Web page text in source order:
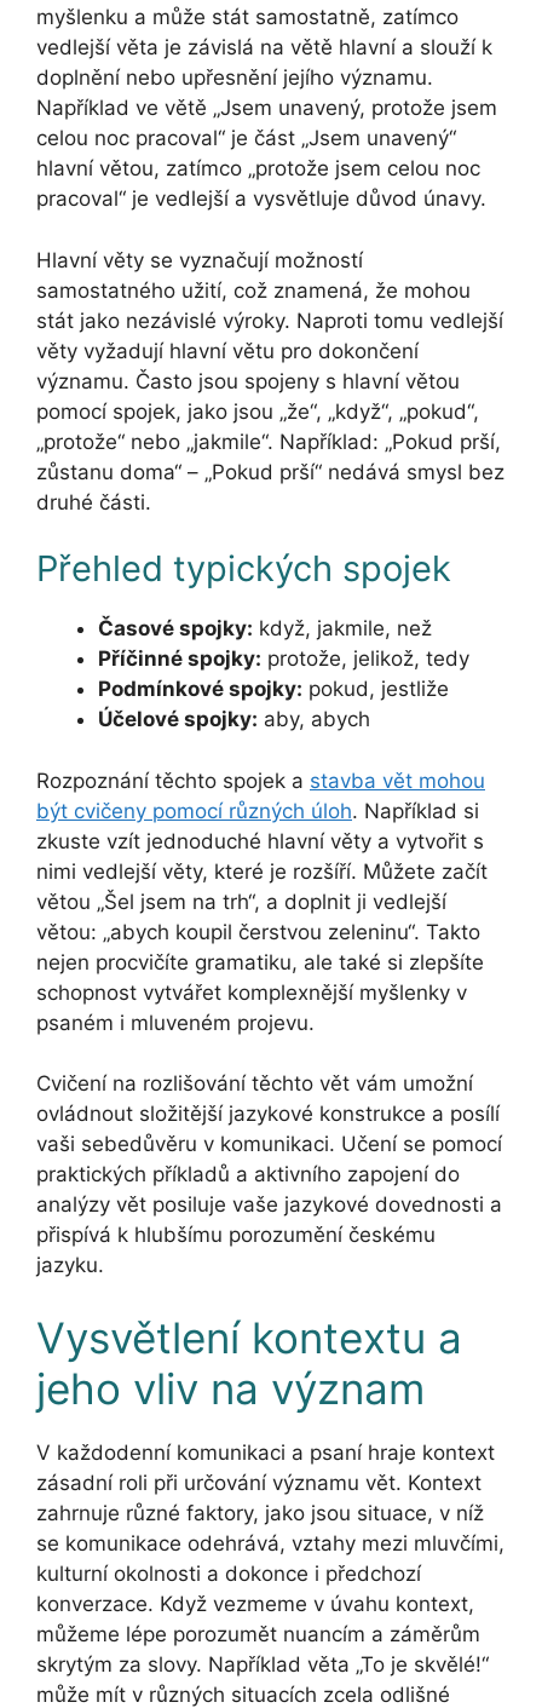
myšlenku a může stát samostatně, zatímco
vedlejší věta je závislá na větě hlavní a slouží k
doplnění nebo upřesnění jejího významu.
Například ve větě „Jsem unavený, protože jsem
celou noc pracoval“ je část „Jsem unavený“
hlavní větou, zatímco „protože jsem celou noc
pracoval“ je vedlejší a vysvětluje důvod únavy.
Hlavní věty se vyznačují možností
samostatného užití, což znamená, že mohou
stát jako nezávislé výroky. Naproti tomu vedlejší
věty vyžadují hlavní větu pro dokončení
významu. Často jsou spojeny s hlavní větou
pomocí spojek, jako jsou „že“, „když“, „pokud“,
„protože“ nebo „jakmile“. Například: „Pokud prší,
zůstanu doma“ – „Pokud prší“ nedává smysl bez
druhé části.
Přehled typických spojek
Časové spojky: když, jakmile, než
Příčinné spojky: protože, jelikož, tedy
Podmínkové spojky: pokud, jestliže
Účelové spojky: aby, abych
Rozpoznání těchto spojek a stavba vět mohou
být cvičeny pomocí různých úloh. Například si
zkuste vzít jednoduché hlavní věty a vytvořit s
nimi vedlejší věty, které je rozšíří. Můžete začít
větou „Šel jsem na trh“, a doplnit ji vedlejší
větou: „abych koupil čerstvou zeleninu“. Takto
nejen procvičíte gramatiku, ale také si zlepšíte
schopnost vytvářet komplexnější myšlenky v
psaném i mluveném projevu.
Cvičení na rozlišování těchto vět vám umožní
ovládnout složitější jazykové konstrukce a posílí
vaši sebedůvěru v komunikaci. Učení se pomocí
praktických příkladů a aktivního zapojení do
analýzy vět posiluje vaše jazykové dovednosti a
přispívá k hlubšímu porozumění českému
jazyku.
Vysvětlení kontextu a
jeho vliv na význam
V každodenní komunikaci a psaní hraje kontext
zásadní roli při určování významu vět. Kontext
zahrnuje různé faktory, jako jsou situace, v níž
se komunikace odehrává, vztahy mezi mluvčími,
kulturní okolnosti a dokonce i předchozí
konverzace. Když vezmeme v úvahu kontext,
můžeme lépe porozumět nuancím a záměrům
skrytým za slovy. Například věta „To je skvělé!“
může mít v různých situacích zcela odlišné